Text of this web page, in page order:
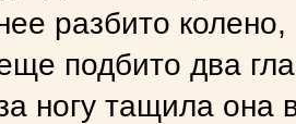
разбито колено,
подбито два
ногу тащила она